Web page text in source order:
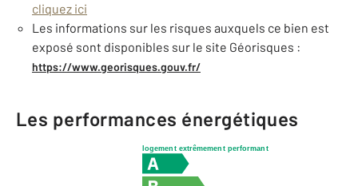
cliquez ici
Les informations sur les risques auxquels ce bien est
exposé sont disponibles sur le site Géorisques :
https://www.georisques.gouv.fr/
Les performances énergétiques
logement extrêmement performant